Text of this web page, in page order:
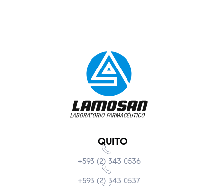
QUITO
+593 (2) 343 0536
+593 (2) 343 0537